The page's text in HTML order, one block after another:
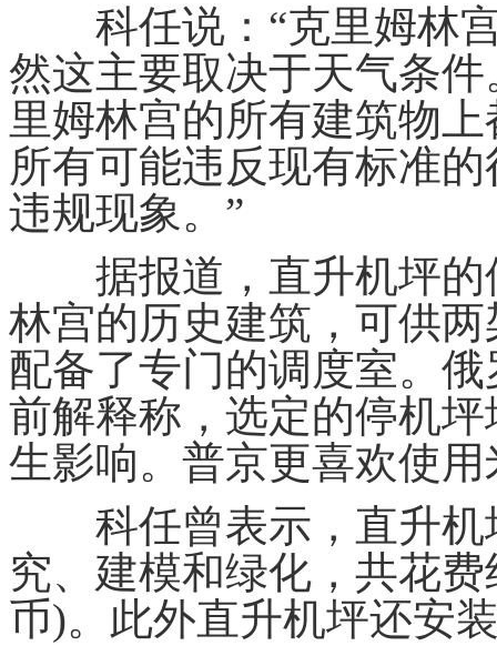
科任说：“克里姆林宫
然这主要取决于天气条
里姆林宫的所有建筑物
所有可能违反现有标准
违规现象。”
据报道，直升机坪的
林宫的历史建筑，可供
配备了专门的调度室。
前解释称，选定的停机
生影响。普京更喜欢使
科任曾表示，直升机
究、建模和绿化，共花
币)。此外直升机坪还安